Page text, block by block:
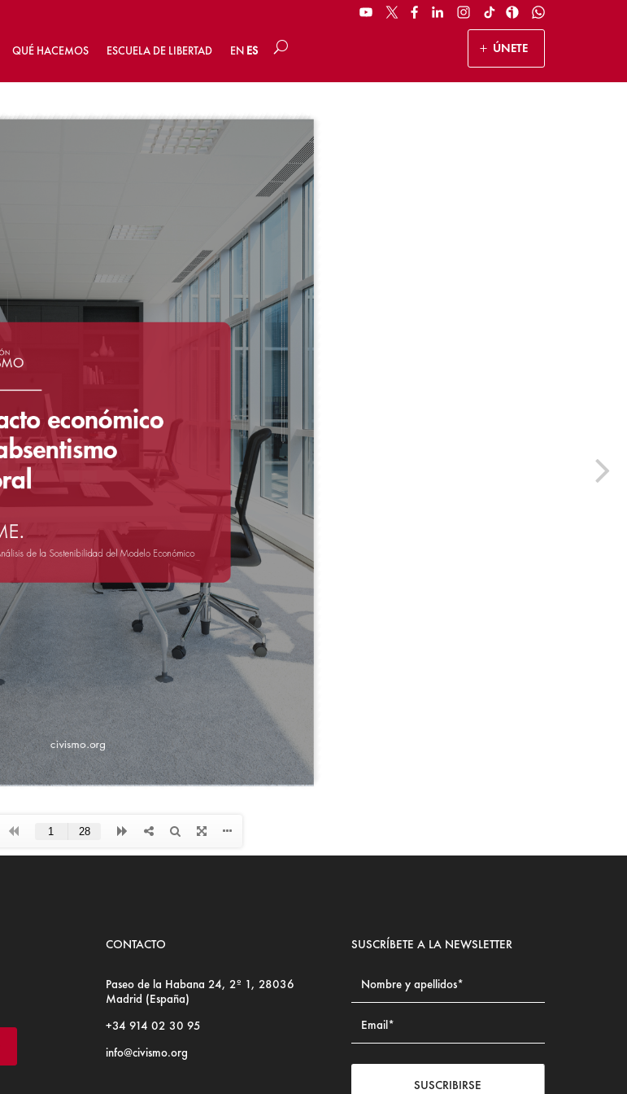
QUÉ HACEMOS ESCUELA DE LIBERTAD EN ES ÚNETE
CONTACTO
Paseo de la Habana 24, 2º 1, 28036
Madrid (España)
+34 914 02 30 95
info@civismo.org
SUSCRÍBETE A LA NEWSLETTER
SUSCRIBIRSE